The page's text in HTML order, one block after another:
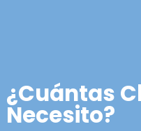
¿Cuántas
Necesito?